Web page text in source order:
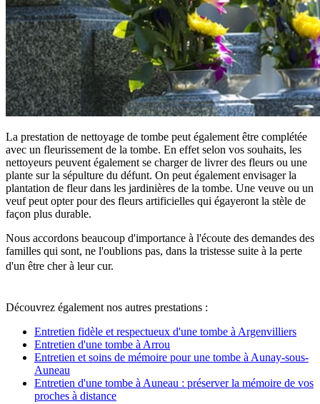
La prestation de nettoyage de tombe peut également être complétée
avec un fleurissement de la tombe. En effet selon vos souhaits, les
nettoyeurs peuvent également se charger de livrer des fleurs ou une
plante sur la sépulture du défunt. On peut également envisager la
plantation de fleur dans les jardinières de la tombe. Une veuve ou un
veuf peut opter pour des fleurs artificielles qui égayeront la stèle de
façon plus durable.
Nous accordons beaucoup d'importance à l'écoute des demandes des
familles qui sont, ne l'oublions pas, dans la tristesse suite à la perte
d'un être cher à leur cur.
Découvrez également nos autres prestations :
Entretien fidèle et respectueux d'une tombe à Argenvilliers
Entretien d'une tombe à Arrou
Entretien et soins de mémoire pour une tombe à Aunay-sous-
Auneau
Entretien d'une tombe à Auneau : préserver la mémoire de vos
proches à distance